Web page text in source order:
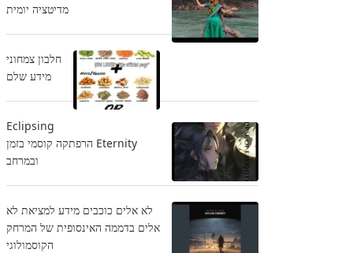
מדיטציה יומית
חלבון צמחוני
מידע שלם
Eclipsing
Eternity הרפתקה קוסמי בזמן
ובמרחב
לא אלים כוכבים מידע למציאת לא
אלים בדממה האינסופית של המרחק
הקוסמולוגי